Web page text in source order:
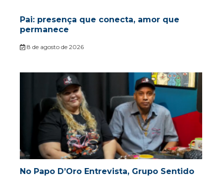
Pai: presença que conecta, amor que
permanece
8 de agosto de 2026
No Papo D’Oro Entrevista, Grupo Sentido